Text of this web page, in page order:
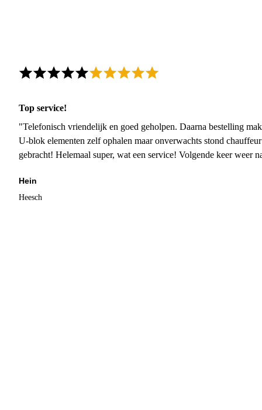
Top service!
"Telefonisch vriendelijk en goed geholpen. Daarna bestelling
U-blok elementen zelf ophalen maar onverwachts stond
gebracht! Helemaal super, wat een service! Volgende keer weer
Hein
Heesch